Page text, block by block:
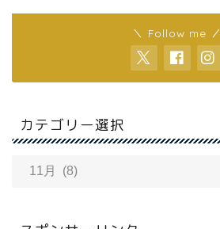
＼ Follow me ／
カテゴリー選択